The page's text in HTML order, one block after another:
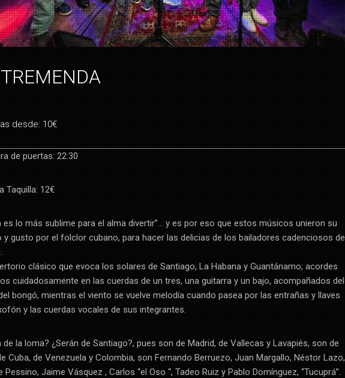
desde: 10€
de puertas: 22:30
Taquilla: 12€
es lo más sublime para el alma divertir”… y es por eso que estos músicos unieron su
y gusto por el folclor cubano, para hacer las delicias de los bailadores cadenciosos de
clásico que evoca los solares de Santiago, La Habana y Guantánamo; acordes
cuidadosamente en las cuerdas de un tres, una guitarra y un bajo, acompañados del
bongó, mientras el viento se vuelve melodía cuando pasea por las entrañas y llaves
y las cuerdas vocales de sus integrantes.
de la loma? ¿Serán de Santiago?, pues son de Madrid, de Vallecas y Lavapiés, son de
Cuba, de Venezuela y Colombia, son Fernando Berruezo, Juan Margallo, Néstor Lazo,
Pessino, Jaime Vásquez , Carlos “el Oso “, Tadeo Ruiz y Pablo Domínguez, “Tucuprá”.